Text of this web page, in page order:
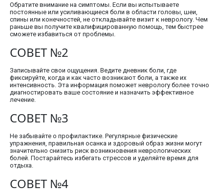
Обратите внимание на симптомы. Если вы испытываете
постоянные или усиливающиеся боли в области головы, шеи,
спины или конечностей, не откладывайте визит к неврологу. Чем
раньше вы получите квалифицированную помощь, тем быстрее
сможете избавиться от проблемы.
СОВЕТ №2
Записывайте свои ощущения. Ведите дневник боли, где
фиксируйте, когда и как часто возникают боли, а также их
интенсивность. Эта информация поможет неврологу более точно
диагностировать ваше состояние и назначить эффективное
лечение.
СОВЕТ №3
Не забывайте о профилактике. Регулярные физические
упражнения, правильная осанка и здоровый образ жизни могут
значительно снизить риск возникновения неврологических
болей. Постарайтесь избегать стрессов и уделяйте время для
отдыха.
СОВЕТ №4